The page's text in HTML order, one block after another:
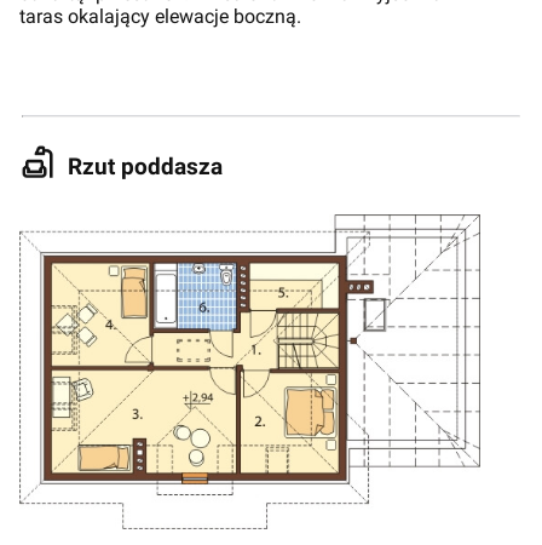
taras okalający elewacje boczną.
Rzut poddasza